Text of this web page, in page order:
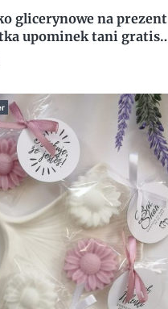
glicerynowe na prezent
upominek tani gratis